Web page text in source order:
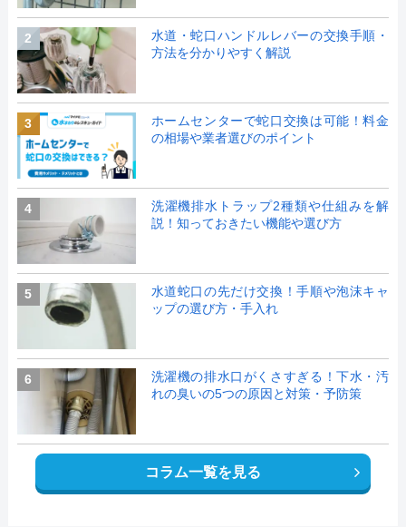
2
水道・蛇口ハンドルレバーの交換手順・
方法を分かりやすく解説
3
ホームセンターで蛇口交換は可能！料金
の相場や業者選びのポイント
4
洗濯機排水トラップ2種類や仕組みを解
説！知っておきたい機能や選び方
5
水道蛇口の先だけ交換！手順や泡沫キャ
ップの選び方・手入れ
6
洗濯機の排水口がくさすぎる！下水・汚
れの臭いの5つの原因と対策・予防策
コラム一覧を見る